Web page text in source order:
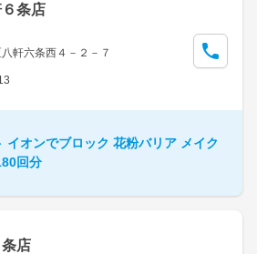
条店
軒六条西４－２－７
イオンでブロック 花粉バリア メイク
回分
店